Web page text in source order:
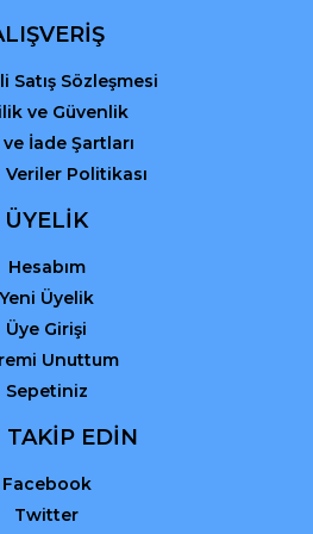
Satış Sözleşmesi
ve Güvenlik
İade Şartları
Veriler Politikası
ÜYELİK
Hesabım
Yeni Üyelik
Üye Girişi
Unuttum
Sepetiniz
TAKİP EDİN
Facebook
Twitter